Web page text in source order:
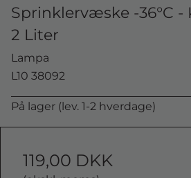
Sprinklervæske -36°C -
2 Liter
Lampa
L10 38092
På lager (lev. 1-2 hverdage)
119,00 DKK